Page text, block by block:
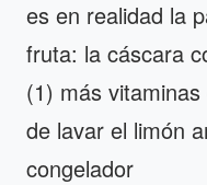
es en realidad la
fruta: la cáscara
(1) más
de lavar el limón
congelador